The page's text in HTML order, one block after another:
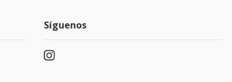
Síguenos